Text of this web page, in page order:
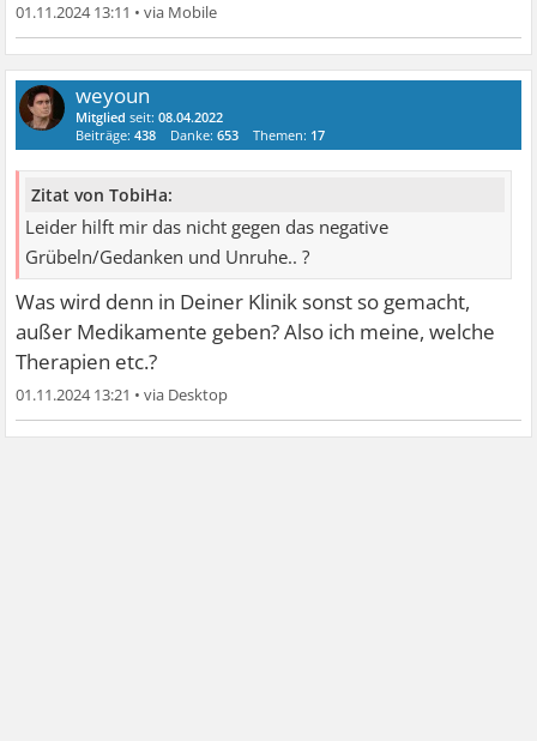
01.11.2024 13:11 •
weyoun
Mitglied seit:08.04.2022
Beiträge:438 Danke:653 Themen: 17
Zitat von TobiHa:
Leider hilft mir das nicht gegen das negative
Grübeln/Gedanken und Unruhe.. ?
Was wird denn in Deiner Klinik sonst so gemacht,
außer Medikamente geben? Also ich meine, welche
Therapien etc.?
01.11.2024 13:21 •